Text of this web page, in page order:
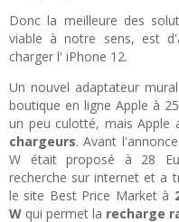
Donc la meilleure des
viable à notre sens, est
charger l' iPhone 12.
Un nouvel adaptateur
boutique en ligne Apple à
un peu culotté, mais Apple
chargeurs. Avant
W était proposé à 28
recherche sur internet et a
le site Best Price Market à
W qui permet la recharge